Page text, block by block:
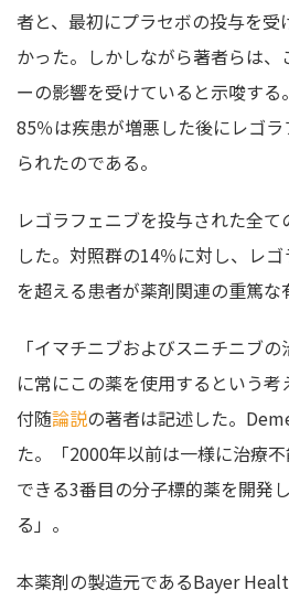
者と、最初にプラセボの投与を
かった。しかしながら著者らは
ーの影響を受けていると示唆す
85％は疾患が増悪した後にレゴ
られたのである。
レゴラフェニブを投与された全
した。対照群の14％に対し、レ
を超える患者が薬剤関連の重篤な
「イマチニブおよびスニチニブ
に常にこの薬を使用するという
付随論説の著者は記述した。
た。「2000年以前は一様に治療
できる3番目の分子標的薬を開発
る」。
本薬剤の製造元であるBayer